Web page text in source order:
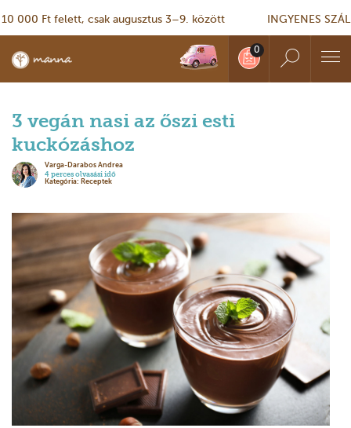
000 Ft felett, csak augusztus 3–9. között INGYENES
3 vegán nasi az őszi esti
kuckózáshoz
Varga-Darabos Andrea
4 perces olvasási idő
Kategória: Receptek